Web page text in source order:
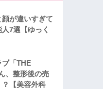
顔が違いすぎて
7選【ゆっく
ブ「THE
、整形後の売
？【美容外科